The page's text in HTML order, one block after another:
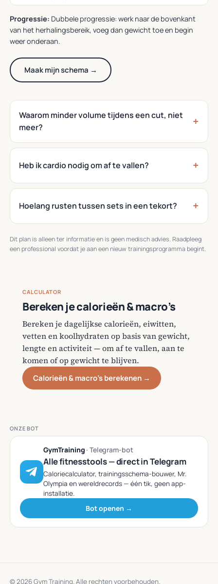
Progressie: Dubbele progressie: werk naar de bovenkant
van het herhalingsbereik, voeg dan gewicht toe en begin
weer onderaan.
Maak mijn schema →
Waarom minder volume tijdens een cut, niet
meer?
Heb ik cardio nodig om af te vallen?
Hoelang rusten tussen sets in een tekort?
Dit plan is alleen ter informatie en is geen medisch advies. Raadpleeg
een professional voordat je aan een nieuw trainingsprogramma begint.
CALCULATOR
Bereken je calorieën & macro’s
Bereken je dagelijkse calorieën, eiwitten,
vetten en koolhydraten op basis van gewicht,
lengte en activiteit — om af te vallen, aan te
komen of op gewicht te blijven.
Calorieën & macro’s berekenen →
ONZE BOT
GymTraining · Telegram-bot
Alle fitnesstools — direct in Telegram
Caloriecalculator, trainingsschema-bouwer, Mr.
Olympia en wereldrecords — één tik, geen app-
installatie.
Bot openen →
© 2026 Gym Training. Alle rechten voorbehouden.